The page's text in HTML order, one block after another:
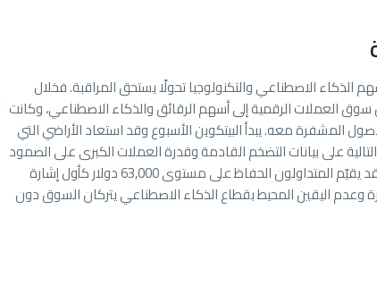
الذكاء الاصطناعي والتكنولوجيا تحولًا يستحق المراقبة. فخلال
العملات الرقمية إلى أسهم الرقائق والذكاء الاصطناعي، وكانت
معه. يبدأ البيتكوين الأسبوع وقد استعاد الأراضي التي
على بيانات التضخم القادمة وقدرة العملات الكبرى على الصمود
مع عودة تداولات السوق الأمريكية بكامل حجمها. قد يقيّم المتداولون الحفاظ على مستوى 63,000 دولار كأول إشارة
وعدم اليقين المحيط بقطاع الذكاء الاصطناعي يتركان السوق دون